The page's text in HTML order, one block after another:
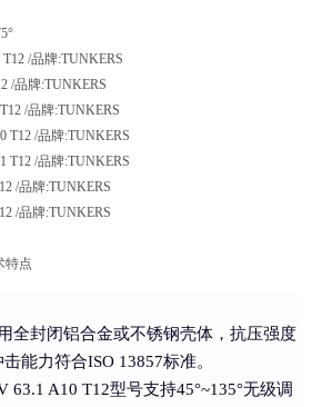
/品牌:TUNKERS
/品牌:TUNKERS
/品牌:TUNKERS
T12 /品牌:TUNKERS
T12 /品牌:TUNKERS
/品牌:TUNKERS
/品牌:TUNKERS
特点
全封闭铝合金或不锈钢壳体，抗压强度
能力符合ISO 13857标准。
63.1 A10 T12型号支持45°~135°无级调